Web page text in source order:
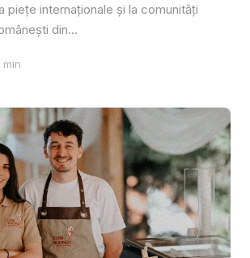
piețe internaționale și la comunități
din...
min